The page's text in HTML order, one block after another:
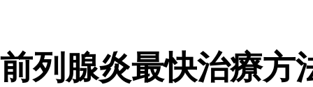
前列腺炎最快治療方